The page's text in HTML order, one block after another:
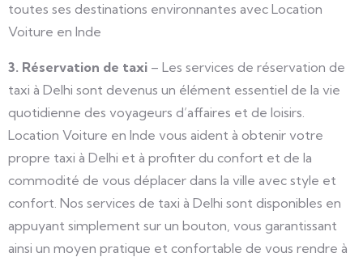
toutes ses destinations environnantes avec Location
Voiture en Inde
3. Réservation de taxi – Les services de réservation de
taxi à Delhi sont devenus un élément essentiel de la vie
quotidienne des voyageurs d’affaires et de loisirs.
Location Voiture en Inde vous aident à obtenir votre
propre taxi à Delhi et à profiter du confort et de la
commodité de vous déplacer dans la ville avec style et
confort. Nos services de taxi à Delhi sont disponibles en
appuyant simplement sur un bouton, vous garantissant
ainsi un moyen pratique et confortable de vous rendre à